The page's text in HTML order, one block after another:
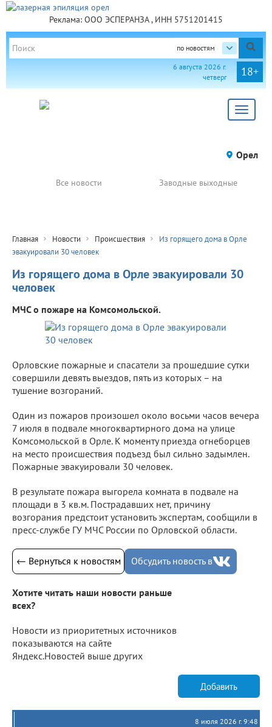
Реклама: ООО ЭСПЕРАНЗА , ИНН 5751201415
по новостям
18+
6 августа 2026 г.
четверг
Toggle
Орел
Все новости Заводные выходные
Главная Новости Происшествия
Из горящего дома в Орле
эвакуировали 30 человек
Из горящего дома в Орле эвакуировали 30
человек
МЧС о пожаре на Комсомольской.
Орловские пожарные и спасатели за прошедшие сутки
совершили девять выездов, пять из которых – на
тушение возгораний.
Один из пожаров произошел около восьми часов вечера
7 июля в подвале многоквартирного дома на улице
Комсомольской в Орле. К моменту приезда огнеборцев
на место происшествия подъезд был сильно задымлен.
Пожарные эвакуировали 30 человек.
В результате пожара выгорела комната в подвале на
площади в 3 кв.м. Пострадавших нет, причину
возгорания предстоит установить экспертам, сообщили в
пресс-службе ГУ МЧС России по Орловской области.
← Вернуться к новостям Обсудить новость в
Хотите читать наши новости раньше
всех?
Новости из приоритетных источников
показываются на сайте
Яндекс.Новостей выше других
Добавить
8 июля 2026 г. 9:48